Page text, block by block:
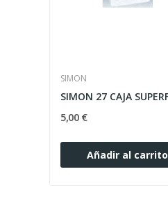
SIMON
5,00 €
Añadir al carrito